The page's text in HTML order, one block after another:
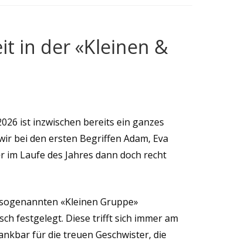
in der «Kleinen &
ist inzwischen bereits ein ganzes
bei den ersten Begriffen Adam, Eva
Laufe des Jahres dann doch recht
«Kleinen Gruppe»
festgelegt. Diese trifft sich immer am
für die treuen Geschwister, die